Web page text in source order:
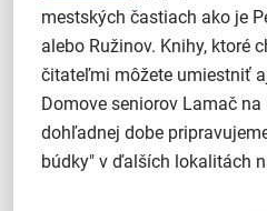
mestských častiach ako je
alebo Ružinov. Knihy, ktoré
čitateľmi môžete umiestniť
Domove seniorov Lamač na
dohľadnej dobe
búdky" v ďalších lokalitách